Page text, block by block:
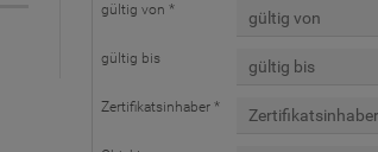
gültig von *
gültig bis
Zertifikatsinhaber *